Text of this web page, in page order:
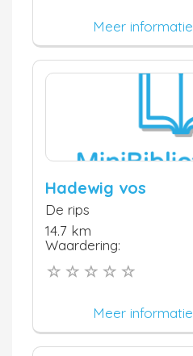
Meer informatie
Hadewig vos
De rips
14.7 km
Waardering:
Meer informatie